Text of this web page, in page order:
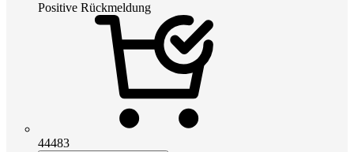
Positive Rückmeldung
44483